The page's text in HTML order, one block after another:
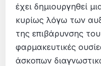
έχει δημιουργηθεί
κυρίως λόγω των
της επιβάρυνσης
φαρμακευτικές
άσκοπων